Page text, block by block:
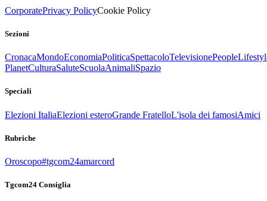
CorporatePrivacy PolicyCookie Policy
Sezioni
CronacaMondoEconomiaPoliticaSpettacoloTelevisionePeople
PlanetCulturaSaluteScuolaAnimaliSpazio
Speciali
Elezioni ItaliaElezioni esteroGrande FratelloL'isola dei famosiAmici
Rubriche
Oroscopo#tgcom24amarcord
Tgcom24 Consiglia